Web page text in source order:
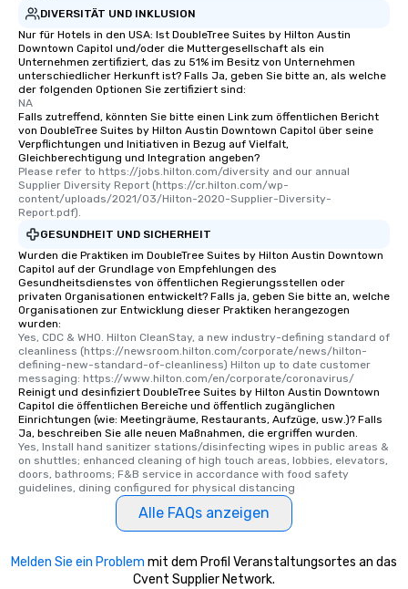
DIVERSITÄT UND INKLUSION
Nur für Hotels in den USA: Ist DoubleTree Suites by Hilton Austin
Downtown Capitol und/oder die Muttergesellschaft als ein
Unternehmen zertifiziert, das zu 51% im Besitz von Unternehmen
unterschiedlicher Herkunft ist? Falls Ja, geben Sie bitte an, als welche
der folgenden Optionen Sie zertifiziert sind:
NA
Falls zutreffend, könnten Sie bitte einen Link zum öffentlichen Bericht
von DoubleTree Suites by Hilton Austin Downtown Capitol über seine
Verpflichtungen und Initiativen in Bezug auf Vielfalt,
Gleichberechtigung und Integration angeben?
Please refer to https://jobs.hilton.com/diversity and our annual
Supplier Diversity Report (https://cr.hilton.com/wp-
content/uploads/2021/03/Hilton-2020-Supplier-Diversity-
Report.pdf).
GESUNDHEIT UND SICHERHEIT
Wurden die Praktiken im DoubleTree Suites by Hilton Austin Downtown
Capitol auf der Grundlage von Empfehlungen des
Gesundheitsdienstes von öffentlichen Regierungsstellen oder
privaten Organisationen entwickelt? Falls ja, geben Sie bitte an, welche
Organisationen zur Entwicklung dieser Praktiken herangezogen
wurden:
Yes, CDC & WHO. Hilton CleanStay, a new industry-defining standard of
cleanliness (https://newsroom.hilton.com/corporate/news/hilton-
defining-new-standard-of-cleanliness) Hilton up to date customer
messaging: https://www.hilton.com/en/corporate/coronavirus/
Reinigt und desinfiziert DoubleTree Suites by Hilton Austin Downtown
Capitol die öffentlichen Bereiche und öffentlich zugänglichen
Einrichtungen (wie: Meetingräume, Restaurants, Aufzüge, usw.)? Falls
Ja, beschreiben Sie alle neuen Maßnahmen, die ergriffen wurden.
Yes, Install hand sanitizer stations/disinfecting wipes in public areas &
on shuttles; enhanced cleaning of high touch areas, lobbies, elevators,
doors, bathrooms; F&B service in accordance with food safety
guidelines, dining configured for physical distancing
Alle FAQs anzeigen
Melden Sie ein Problem mit dem Profil Veranstaltungsortes an das
Cvent Supplier Network.